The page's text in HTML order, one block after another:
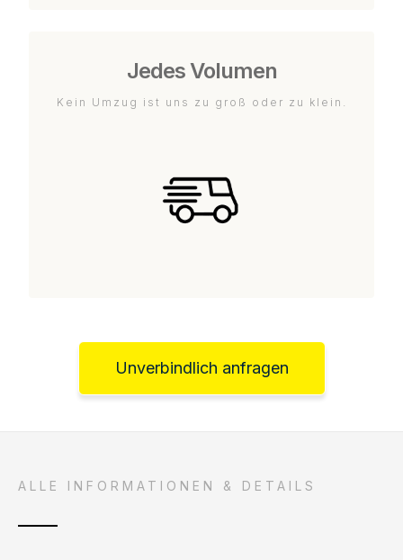
Jedes Volumen
Kein Umzug ist uns zu groß oder zu klein.
Unverbindlich anfragen
ALLE INFORMATIONEN & DETAILS